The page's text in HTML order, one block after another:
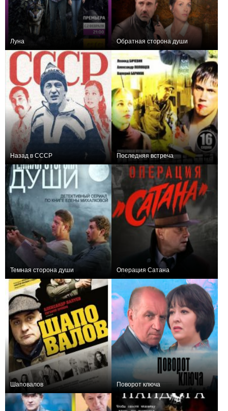
Луна Обратная сторона души
Назад в СССР Последняя встреча
Темная сторона души Операция Сатана
Шаповалов Поворот ключа